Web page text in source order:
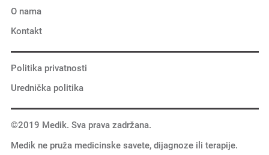
©2019 Medik. Sva prava zadržana.
Medik ne pruža medicinske savete, dijagnoze ili terapije.
O nama
Kontakt
Politika privatnosti
Urednička politika